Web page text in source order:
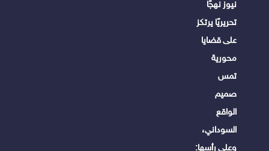
نيوز نهجًا
تحريريًا يرتكز
على قضايا
محورية
تمس
صميم
الواقع
السوداني،
وعلى رأسها: